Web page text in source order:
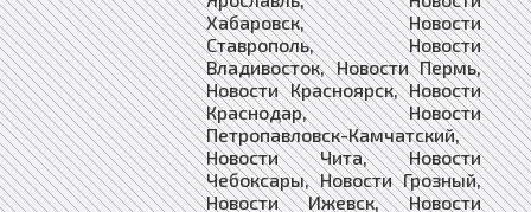
Хабаровск, Новости
Ставрополь, Новости
Владивосток, Новости Пермь,
Новости Красноярск, Новости
Краснодар, Новости
Петропавловск-Камчатский,
Новости Чита, Новости
Чебоксары, Новости Грозный,
Новости Ижевск, Новости